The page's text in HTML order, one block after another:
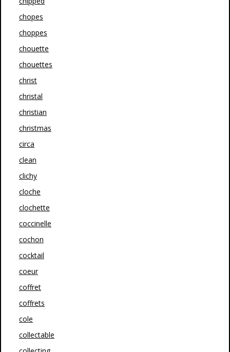
chopes
choppes
chouette
chouettes
christ
christal
christian
christmas
circa
clean
clichy
cloche
clochette
coccinelle
cochon
cocktail
coeur
coffret
coffrets
cole
collectable